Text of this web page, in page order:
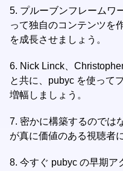
5. プルーブンフレームワ
って独自のコンテンツを
を成長させましょう。
6. Nick Linck、
と共に、pubyc を使って
増幅しましょう。
7. 密かに構築するのでは
が真に価値のある視聴者
8. 今すぐ pubyc の早期ア